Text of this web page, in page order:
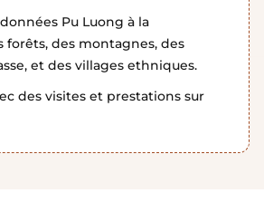
Pu Luong à la
forêts, des montagnes, des
et des villages ethniques.
des visites et prestations sur